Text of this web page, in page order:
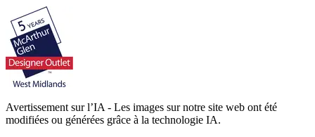
Avertissement sur l’IA - Les images sur notre site web ont été
modifiées ou générées grâce à la technologie IA.